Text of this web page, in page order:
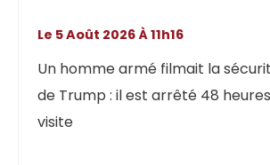
Un homme armé filmait la
de Trump : il est arrêté 48
visite
Le 5 Août 2026 À 11h16